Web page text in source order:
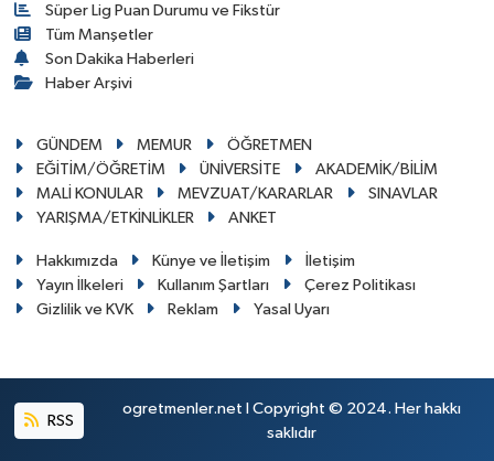
Süper Lig Puan Durumu ve Fikstür
Tüm Manşetler
Son Dakika Haberleri
Haber Arşivi
GÜNDEM MEMUR
ÖĞRETMEN
EĞİTİM/ÖĞRETİM
ÜNİVERSİTE
AKADEMİK/BİLİM
MALİ KONULAR
MEVZUAT/KARARLAR
SINAVLAR
YARIŞMA/ETKİNLİKLER
ANKET
Hakkımızda Künye ve İletişim
İletişim
Yayın İlkeleri
Kullanım Şartları
Çerez Politikası
Gizlilik ve KVK
Reklam Yasal Uyarı
RSS
ogretmenler.net I Copyright © 2024. Her hakkı
saklıdır